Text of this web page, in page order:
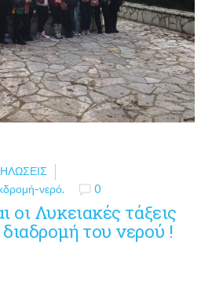
νερό.
0
οι Λυκειακές τάξεις
του νερού !